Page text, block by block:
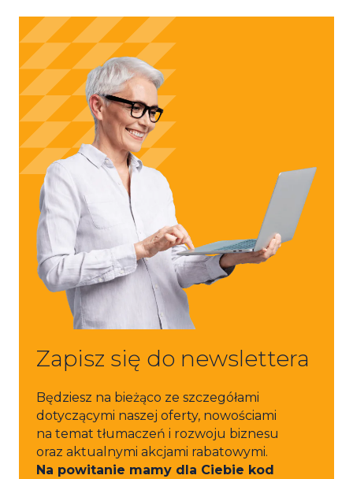
Zapisz się do newslettera
Będziesz na bieżąco ze szczegółami
dotyczącymi naszej oferty, nowościami
na temat tłumaczeń i rozwoju biznesu
oraz aktualnymi akcjami rabatowymi.
Na powitanie mamy dla Ciebie kod